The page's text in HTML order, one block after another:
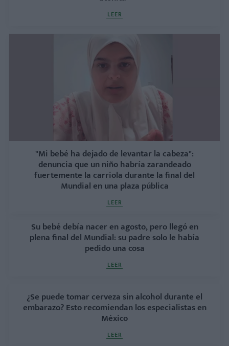
LEER
"Mi bebé ha dejado de levantar la cabeza":
denuncia que un niño habría zarandeado
fuertemente la carriola durante la final del
Mundial en una plaza pública
LEER
Su bebé debía nacer en agosto, pero llegó en
plena final del Mundial: su padre solo le había
pedido una cosa
LEER
¿Se puede tomar cerveza sin alcohol durante el
embarazo? Esto recomiendan los especialistas en
México
LEER